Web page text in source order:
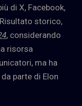
di X, Facebook,
storico,
, considerando
risorsa
ma ha
parte di Elon